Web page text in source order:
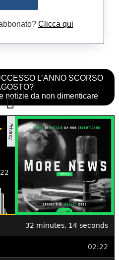
Clicca qui
L’ANNO SCORSO
notizie da non dimenticare